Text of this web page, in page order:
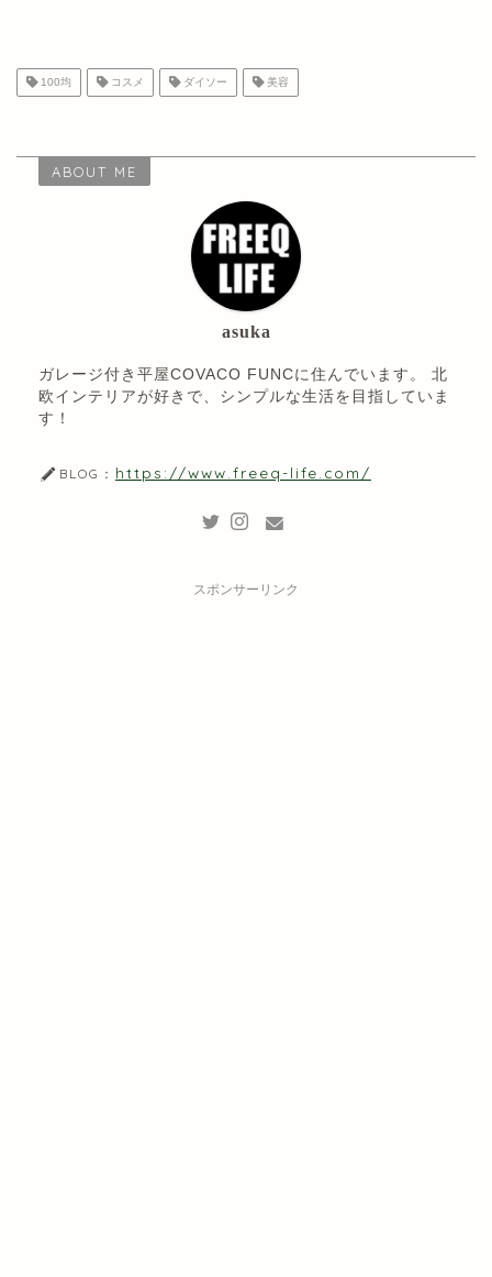
100均 コスメ ダイソー 美容
ABOUT ME
asuka
ガレージ付き平屋COVACO FUNCに住んでいます。 北
欧インテリアが好きで、シンプルな生活を目指していま
す！
BLOG： https://www.freeq-life.com/
スポンサーリンク